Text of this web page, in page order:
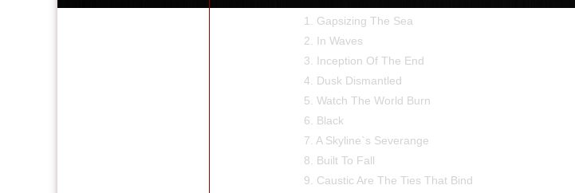
1. Gapsizing The Sea
2. In Waves
3. Inception Of The End
4. Dusk Dismantled
5. Watch The World Burn
6. Black
7. A Skyline`s Severange
8. Built To Fall
9. Caustic Are The Ties That Bind